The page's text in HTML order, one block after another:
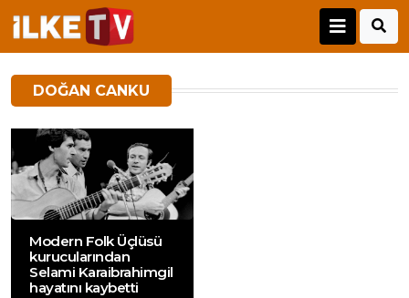
DOĞAN CANKU
Modern Folk Üçlüsü
kurucularından
Selami Karaibrahimgil
hayatını kaybetti